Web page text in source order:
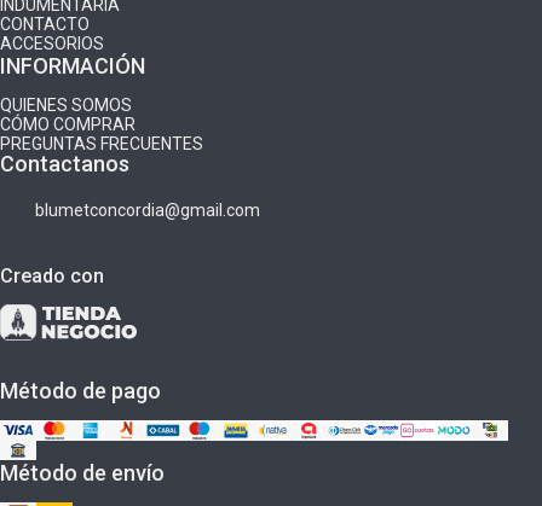
INDUMENTARIA
CONTACTO
ACCESORIOS
INFORMACIÓN
QUIENES SOMOS
CÓMO COMPRAR
PREGUNTAS FRECUENTES
Contactanos
blumetconcordia@gmail.com
Creado con
Método de pago
Método de envío